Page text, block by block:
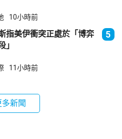
10小時前
指美伊衝突正處於「博弈
」
5
11小時前
多新聞